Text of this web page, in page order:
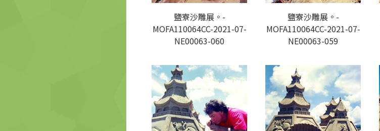
鹽寮沙雕展。-
MOFA110064CC-2021-07-
NE00063-060
鹽寮沙雕展。-
MOFA110064CC-2021-07-
NE00063-059